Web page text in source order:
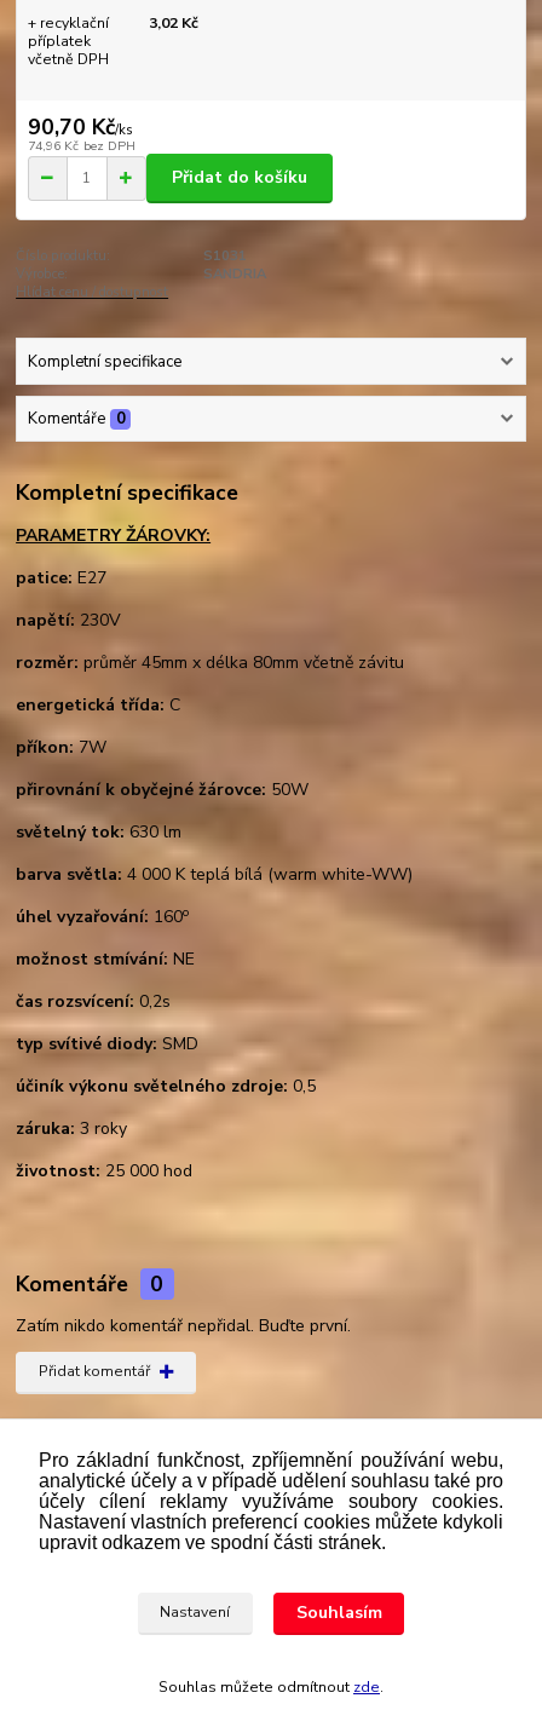
+ recyklační
příplatek
včetně DPH
3,02 Kč
90,70 Kč/ks
74,96 Kč bez DPH
Přidat do košíku
Číslo produktu:
S1031
Výrobce:
SANDRIA
Hlídat cenu / dostupnost
Kompletní specifikace
Komentáře 0
Kompletní specifikace
PARAMETRY ŽÁROVKY:
patice: E27
napětí: 230V
rozměr: průměr 45mm x délka 80mm včetně závitu
energetická třída: C
příkon:7W
přirovnání k obyčejné žárovce: 50W
světelný tok:630 lm
barva světla: 4 000 K teplá bílá (warm white-WW)
úhel vyzařování: 160o
možnost stmívání: NE
čas rozsvícení: 0,2s
typ svítivé diody: SMD
účiník výkonu světelného zdroje: 0,5
záruka: 3 roky
životnost: 25 000 hod
Komentáře 0
Zatím nikdo komentář nepřidal. Buďte první.
Přidat komentář
Zboží zařazeno v kategoriích
LED žárovky SANDY
E27
zákona č. 112/mmmmm2016 Sb. o evidenci tržeb je
povinen zaevidovat přijatou tržbu u správce daně online; v
Pro základní funkčnost, zpříjemnění používání webu,
analytické účely a v případě udělení souhlasu také pro
účely cílení reklamy využíváme soubory cookies.
Nastavení vlastních preferencí cookies můžete kdykoli
upravit odkazem ve spodní části stránek.
Nastavení Souhlasím
Souhlas můžete odmítnout zde.